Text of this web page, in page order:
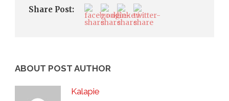
Share Post:
ABOUT POST AUTHOR
Kalapie